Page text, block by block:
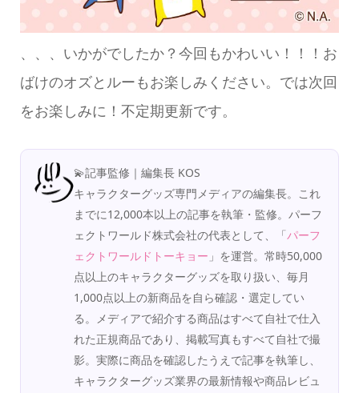
、、、いかがでしたか？今回もかわいい！！！お
ばけのオズとルーもお楽しみください。では次回
をお楽しみに！不定期更新です。
💫記事監修｜編集長 KOS
キャラクターグッズ専門メディアの編集長。これ
までに12,000本以上の記事を執筆・監修。パーフ
ェクトワールド株式会社の代表として、「パーフ
ェクトワールドトーキョー 」を運営。常時50,000
点以上のキャラクターグッズを取り扱い、毎月
1,000点以上の新商品を自ら確認・選定してい
る。メディアで紹介する商品はすべて自社で仕入
れた正規商品であり、掲載写真もすべて自社で撮
影。実際に商品を確認したうえで記事を執筆し、
キャラクターグッズ業界の最新情報や商品レビュ